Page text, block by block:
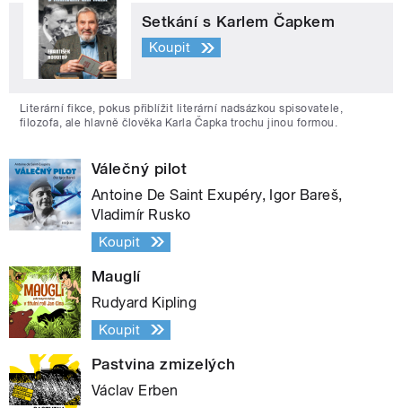
Setkání s Karlem Čapkem
Koupit
Literární fikce, pokus přiblížit literární nadsázkou spisovatele,
filozofa, ale hlavně člověka Karla Čapka trochu jinou formou.
Válečný pilot
Antoine De Saint Exupéry, Igor Bareš,
Vladimír Rusko
Koupit
Mauglí
Rudyard Kipling
Koupit
Pastvina zmizelých
Václav Erben